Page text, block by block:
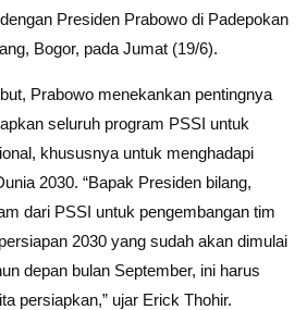
Presiden Prabowo di Padepokan
Bogor, pada Jumat (19/6).
Prabowo menekankan pentingnya
seluruh program PSSI untuk
khususnya untuk menghadapi
2030. “Bapak Presiden bilang,
dari PSSI untuk pengembangan tim
2030 yang sudah akan dimulai
depan bulan September, ini harus
persiapkan,” ujar Erick Thohir.